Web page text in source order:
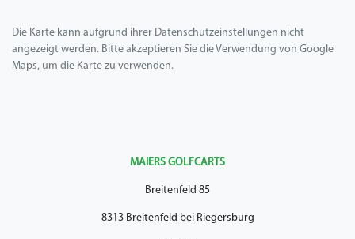
Die Karte kann aufgrund ihrer Datenschutzeinstellungen nicht
angezeigt werden. Bitte akzeptieren Sie die Verwendung von Google
Maps, um die Karte zu verwenden.
MAIERS GOLFCARTS
Breitenfeld 85
8313 Breitenfeld bei Riegersburg